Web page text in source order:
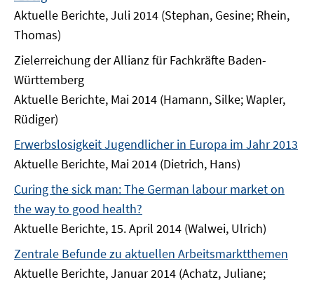
Aktuelle Berichte, Juli 2014 (Stephan, Gesine; Rhein,
Thomas)
Zielerreichung der Allianz für Fachkräfte Baden-
Württemberg
Aktuelle Berichte, Mai 2014 (Hamann, Silke; Wapler,
Rüdiger)
Erwerbslosigkeit Jugendlicher in Europa im Jahr 2013
Aktuelle Berichte, Mai 2014 (Dietrich, Hans)
Curing the sick man: The German labour market on
the way to good health?
Aktuelle Berichte, 15. April 2014 (Walwei, Ulrich)
Zentrale Befunde zu aktuellen Arbeitsmarktthemen
Aktuelle Berichte, Januar 2014 (Achatz, Juliane;